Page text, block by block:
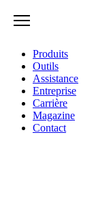
Produits
Outils
Assistance
Entreprise
Carrière
Magazine
Contact